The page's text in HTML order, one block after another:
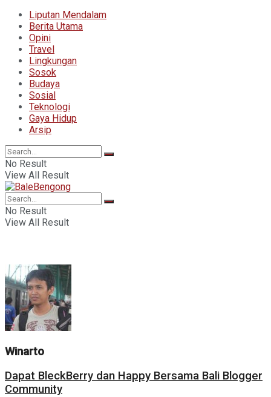
Liputan Mendalam
Berita Utama
Opini
Travel
Lingkungan
Sosok
Budaya
Sosial
Teknologi
Gaya Hidup
Arsip
No Result
View All Result
No Result
View All Result
Winarto
Dapat BleckBerry dan Happy Bersama Bali Blogger
Community